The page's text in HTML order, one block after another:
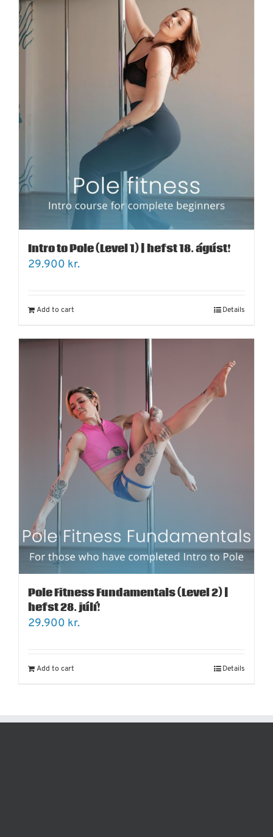
Intro to Pole (Level 1) | hefst 18. ágúst!
29.900 kr.
Add to cart Details
Pole Fitness Fundamentals (Level 2) |
hefst 28. júlí!
29.900 kr.
Add to cart Details